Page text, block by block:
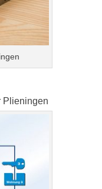
Plieningen